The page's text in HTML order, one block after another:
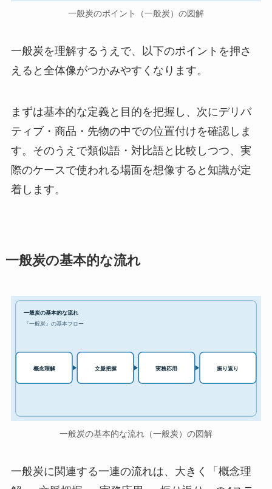
一般炭のポイント（一般炭）の図解
一般炭を理解するうえで、以下のポイントを押さ
えると全体像がつかみやすくなります。
まずは基本的な定義と目的を把握し、次にデリバ
ティブ・商品・先物の中での位置付けを確認しま
す。そのうえで類似語・対比語と比較しつつ、実
際のケースで使われる場面を想像すると知識が定
着します。
一般炭の基本的な流れ
一般炭の基本的な流れ
『一般炭』の基本フロー
概念理解 文脈把握 実務応用 振り返り
一般炭の基本的な流れ（一般炭）の図解
一般炭に関連する一連の流れは、大きく「概念理